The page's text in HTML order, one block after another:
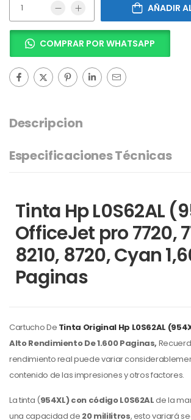
AÑADIR
COMPRAR POR WHATSAPP
Descripcion
Especificaciones Técnicas
Tinta Hp L0S62AL
OfficeJet pro 7720,
8210, 8720, Cyan
Paginas
Cartucho De Tinta Original Hp L0S62AL
Alto Rendimiento De 1.600 Paginas,
rendimiento real puede variar
contenido de las impresiones y otros factores.
La tinta (954XL) con códigoL0S62ALde la
una capacidad de 20 mililitros, esto variará